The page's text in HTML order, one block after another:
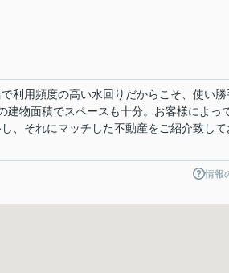
利用頻度の高い水回りだからこそ、使い勝
建物面積でスペースも十分。お客様によっ
、それにマッチした不動産をご紹介致して
情報